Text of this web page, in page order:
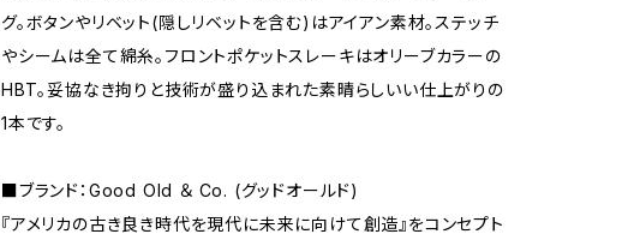
グ。ボタンやリベット(隠しリベットを含む)はアイアン素材。ステッチ
やシームは全て綿糸。フロントポケットスレーキはオリーブカラーの
HBT。妥協なき拘りと技術が盛り込まれた素晴らしいい仕上がりの
1本です。
■ブランド：Good Old ＆ Co. (グッドオールド)
『アメリカの古き良き時代を現代に未来に向けて創造』をコンセプト